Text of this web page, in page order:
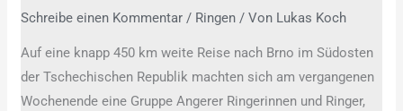
Schreibe einen Kommentar / Ringen / Von Lukas Koch
Auf eine knapp 450 km weite Reise nach Brno im Südosten
der Tschechischen Republik machten sich am vergangenen
Wochenende eine Gruppe Angerer Ringerinnen und Ringer,